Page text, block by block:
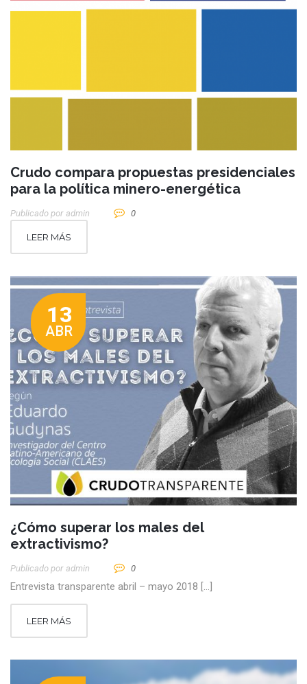
Crudo compara propuestas presidenciales
para la política minero-energética
Publicado por Admin 0
LEER MÁS
13
ABR
¿Cómo superar los males del
extractivismo?
Publicado por Admin 0
Entrevista transparente abril – mayo 2018 […]
LEER MÁS